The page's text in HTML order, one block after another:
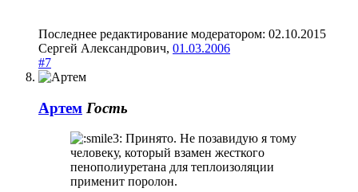
Последнее редактирование модератором: 02.10.2015
Сергей Александрович, 01.03.2006
#7
Артем Гость
Принято. Не позавидую я тому
человеку, который взамен жесткого
пенополиуретана для теплоизоляции
применит поролон.